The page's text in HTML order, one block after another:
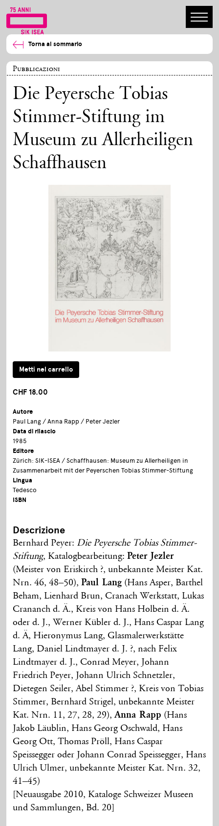
Torna al sommario
Pubblicazioni
Die Peyersche Tobias
Stimmer-Stiftung im
Museum zu Allerheiligen
Schaffhausen
CHF 18.00
Autore
Paul Lang / Anna Rapp / Peter Jezler
Data di rilascio
1985
Editore
Zürich: SIK-ISEA / Schaffhausen: Museum zu Allerheiligen in
Zusammenarbeit mit der Peyerschen Tobias Stimmer-Stiftung
Lingua
Tedesco
ISBN
Descrizione
Bernhard Peyer: Die Peyersche Tobias Stimmer-
Stiftung, Katalogbearbeitung:Peter Jezler
(Meister von Eriskirch ?, unbekannte Meister Kat.
Nrn. 46, 48–50),Paul Lang (Hans Asper, Barthel
Beham, Lienhard Brun, Cranach Werkstatt, Lukas
Crananch d. Ä., Kreis von Hans Holbein d. Ä.
oder d. J., Werner Kübler d. J., Hans Caspar Lang
d. Ä, Hieronymus Lang, Glasmalerwerkstätte
Lang, Daniel Lindtmayer d. J. ?, nach Felix
Lindtmayer d. J., Conrad Meyer, Johann
Friedrich Peyer, Johann Ulrich Schnetzler,
Dietegen Seiler, Abel Stimmer ?, Kreis von Tobias
Stimmer, Bernhard Strigel, unbekannte Meister
Kat. Nrn. 11, 27, 28, 29),Anna Rapp (Hans
Jakob Läublin, Hans Georg Oschwald, Hans
Georg Ott, Thomas Pröll, Hans Caspar
Speissegger oder Johann Conrad Speissegger, Hans
Ulrich Ulmer, unbekannte Meister Kat. Nrn. 32,
41–45)
[Neuausgabe 2010, Kataloge Schweizer Museen
und Sammlungen, Bd. 20]